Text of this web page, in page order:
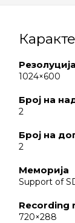
1024×600
Број на
2
Број на
2
Меморија
Support of
Recording
720×288